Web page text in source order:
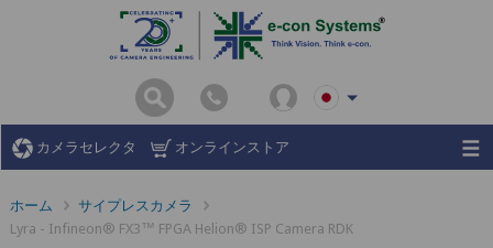
カメラセレクタ オンラインストア
ホーム
サイプレスカメラ
Lyra - Infineon® FX3™ FPGA Helion® ISP Camera RDK